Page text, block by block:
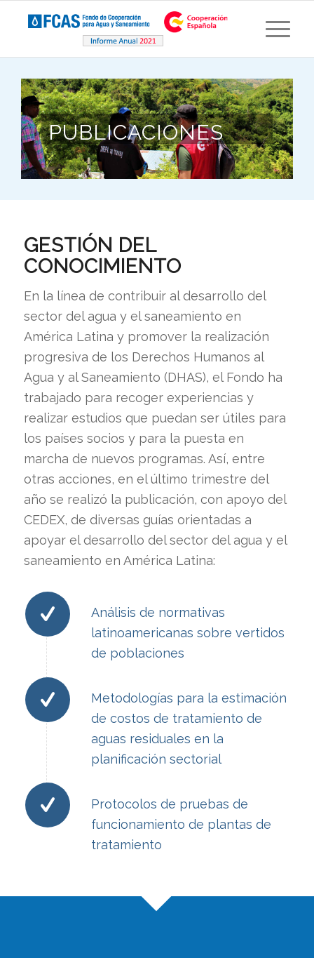
PUBLICACIONES
GESTIÓN DEL
CONOCIMIENTO
En la línea de contribuir al desarrollo del
sector del agua y el saneamiento en
América Latina y promover la realización
progresiva de los Derechos Humanos al
Agua y al Saneamiento (DHAS), el Fondo ha
trabajado para recoger experiencias y
realizar estudios que puedan ser útiles para
los países socios y para la puesta en
marcha de nuevos programas. Así, entre
otras acciones, en el último trimestre del
año se realizó la publicación, con apoyo del
CEDEX, de diversas guías orientadas a
apoyar el desarrollo del sector del agua y el
saneamiento en América Latina:
Análisis de normativas
latinoamericanas sobre vertidos
de poblaciones
Metodologías para la estimación
de costos de tratamiento de
aguas residuales en la
planificación sectorial
Protocolos de pruebas de
funcionamiento de plantas de
tratamiento